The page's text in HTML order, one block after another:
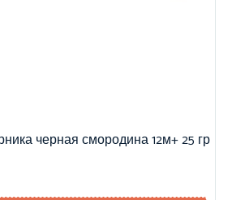
черная смородина 12м+ 25 гр